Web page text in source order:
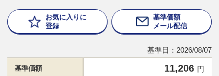
お気に入りに
登録
基準価額
メール配信
基準日：2026/08/07
基準価額 11,206 円